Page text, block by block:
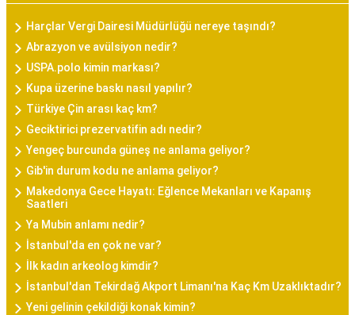
Harçlar Vergi Dairesi Müdürlüğü nereye taşındı?
Abrazyon ve avülsiyon nedir?
USPA.polo kimin markası?
Kupa üzerine baskı nasıl yapılır?
Türkiye Çin arası kaç km?
Geciktirici prezervatifin adı nedir?
Yengeç burcunda güneş ne anlama geliyor?
Gib'in durum kodu ne anlama geliyor?
Makedonya Gece Hayatı: Eğlence Mekanları ve Kapanış
Saatleri
Ya Mubin anlamı nedir?
İstanbul'da en çok ne var?
İlk kadın arkeolog kimdir?
İstanbul'dan Tekirdağ Akport Limanı'na Kaç Km Uzaklıktadır?
Yeni gelinin çekildiği konak kimin?